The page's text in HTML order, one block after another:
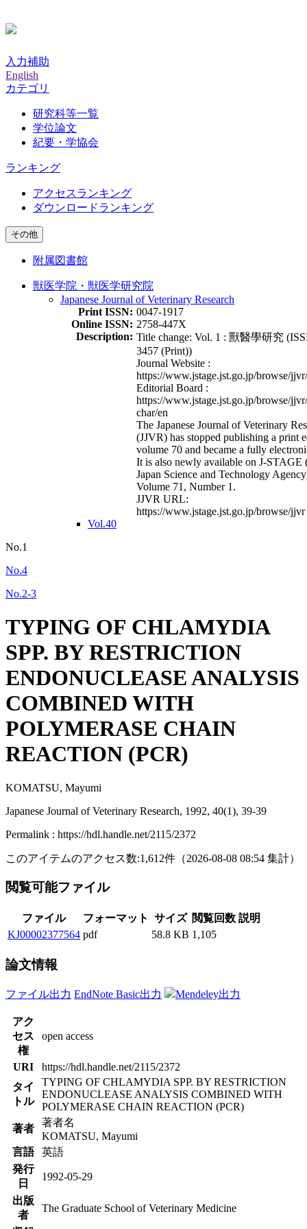
入力補助
English
カテゴリ
研究科等一覧
学位論文
紀要・学協会
ランキング
アクセスランキング
ダウンロードランキング
その他
附属図書館
獣医学院・獣医学研究院
Japanese Journal of Veterinary Research
Print ISSN: 0047-1917
Online ISSN: 2758-447X
Description: Title change: Vol. 1 : 獸醫學研究
3457 (Print))
Journal Website :
https://www.jstage.jst.go.jp/browse/
Editorial Board :
https://www.jstage.jst.go.jp/browse/
char/en
The Japanese Journal of Veterinary
(JJVR) has stopped publishing a print
volume 70 and became a fully
It is also newly available on J-STAGE
Japan Science and Technology
Volume 71, Number 1.
JJVR URL:
https://www.jstage.jst.go.jp/browse/jjvr
Vol.40
No.1
No.4
No.2-3
TYPING OF CHLAMYDIA
SPP. BY RESTRICTION
ENDONUCLEASE ANALYSIS
COMBINED WITH
POLYMERASE CHAIN
REACTION (PCR)
KOMATSU, Mayumi
Japanese Journal of Veterinary Research, 1992, 40(1), 39-39
Permalink : https://hdl.handle.net/2115/2372
このアイテムのアクセス数:1,612件 （2026-08-08 08:54 集計）
閲覧可能ファイル
ファイル フォーマット サイズ 閲覧回数 説明
KJ00002377564 pdf 58.8 KB 1,105
論文情報
ファイル出力 EndNote Basic出力 Mendeley出力
アク
セス
権
open access
URI
https://hdl.handle.net/2115/2372
タイ
トル
TYPING OF CHLAMYDIA SPP. BY RESTRICTION
ENDONUCLEASE ANALYSIS COMBINED WITH
POLYMERASE CHAIN REACTION (PCR)
著者
著者名
KOMATSU, Mayumi
言語
英語
発行
日
1992-05-29
出版
者
The Graduate School of Veterinary Medicine